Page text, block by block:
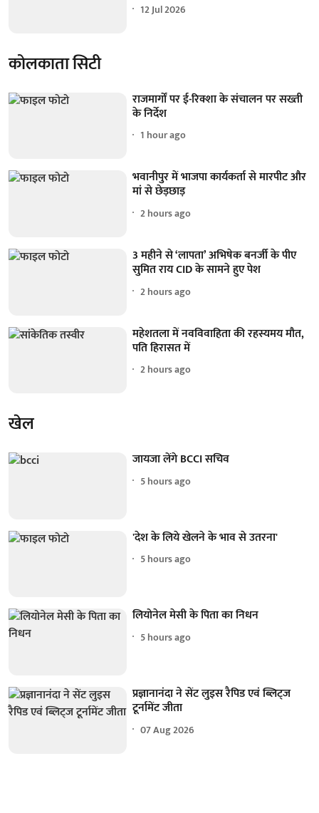
12 Jul 2026
कोलकाता सिटी
राजमार्गों पर ई-रिक्शा के संचालन पर सख्ती
के निर्देश
1 hour ago
भवानीपुर में भाजपा कार्यकर्ता से मारपीट और
मां से छेड़छाड़
2 hours ago
3 महीने से ‘लापता’ अभिषेक बनर्जी के पीए
सुमित राय CID के सामने हुए पेश
2 hours ago
महेशतला में नवविवाहिता की रहस्यमय मौत,
पति हिरासत में
2 hours ago
खेल
जायजा लेंगे BCCI सचिव
5 hours ago
'देश के लिये खेलने के भाव से उतरना'
5 hours ago
लियोनेल मेसी के पिता का निधन
5 hours ago
प्रज्ञानानंदा ने सेंट लुइस रैपिड एवं ब्लिट्ज
टूर्नामेंट जीता
07 Aug 2026